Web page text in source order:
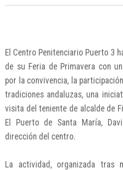
El Centro Penitenciario Puerto 3
de su Feria de Primavera con
por la convivencia, la
tradiciones andaluzas, una
visita del teniente de alcalde de
El Puerto de Santa María,
dirección del centro.
La actividad, organizada tras